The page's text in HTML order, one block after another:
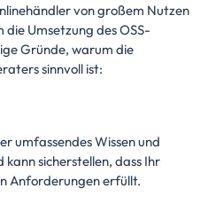
von großem Nutzen
die Umsetzung des OSS-
Gründe, warum die
sinnvoll ist:
umfassendes Wissen und
sicherstellen, dass Ihr
Anforderungen erfüllt.